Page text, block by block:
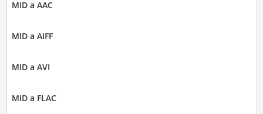
MID a AAC
MID a AIFF
MID a AVI
MID a FLAC